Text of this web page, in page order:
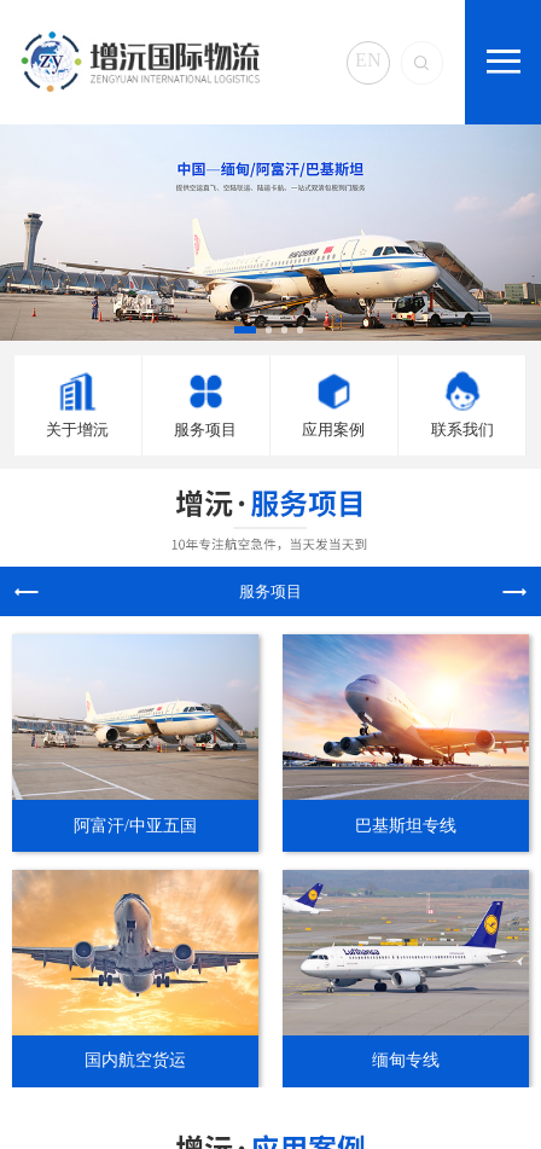
EN
关于增沅 服务项目 应用案例 联系我们
服务项目
阿富汗/中亚五国 巴基斯坦专线
国内航空货运 缅甸专线